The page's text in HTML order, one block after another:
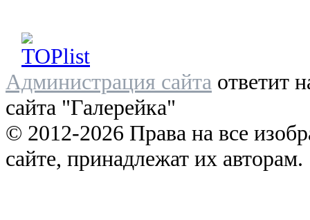
Администрация сайта ответит
сайта "Галерейка"
© 2012-2026 Права на все
сайте, принадлежат их авторам.